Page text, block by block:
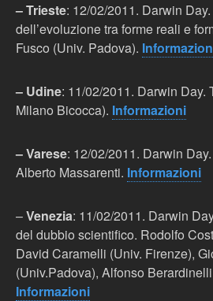
– Trieste: 12/02/2011. Darwin
dell’evoluzione tra forme reali e
Fusco (Univ. Padova).
– Udine: 11/02/2011. Darwin Day.
Milano Bicocca). Informazioni
– Varese: 12/02/2011. Darwin
Alberto Massarenti. Informazioni
–Venezia: 11/02/2011. Darwin
del dubbio scientifico. Rodolfo
David Caramelli (Univ. Firenze),
(Univ.Padova), Alfonso
Informazioni